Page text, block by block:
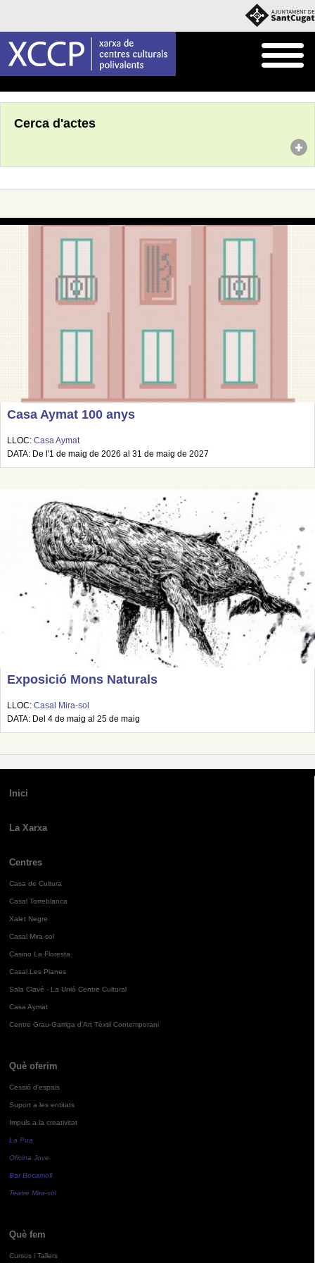
Cerca d'actes
Casa Aymat 100 anys
LLOC: Casa Aymat
DATA: De l'1 de maig de 2026 al 31 de maig de 2027
Exposició Mons Naturals
LLOC: Casal Mira-sol
DATA: Del 4 de maig al 25 de maig
Inici
La Xarxa
Centres
Casa de Cultura
Casal Torreblanca
Xalet Negre
Casal Mira-sol
Casino La Floresta
Casal Les Planes
Sala Clavé - La Unió Centre Cultural
Casa Aymat
Centre Grau-Garriga d'Art Tèxtil Contemporani
Què oferim
Cessió d'espais
Suport a les entitats
Impuls a la creativitat
La Pua
Oficina Jove
Bar Bocamoll
Teatre Mira-sol
Què fem
Cursos i Tallers